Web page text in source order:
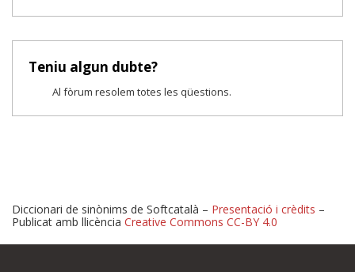
Teniu algun dubte?
Al fòrum resolem totes les qüestions.
Diccionari de sinònims de Softcatalà – Presentació i crèdits –
Publicat amb llicència Creative Commons CC-BY 4.0